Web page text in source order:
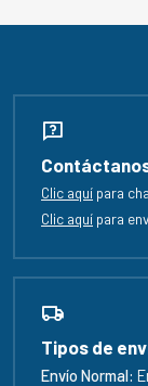
Clic aquí para
Clic aquí para
Tipos de
Envío Normal: